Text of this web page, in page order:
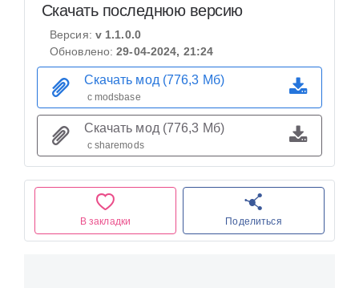
В закладки Поделиться
Скачать последнюю версию
Версия: v 1.1.0.0
Обновлено:29-04-2024, 21:24
Скачать мод (776,3 Мб)
с modsbase
Скачать мод (776,3 Мб)
с sharemods